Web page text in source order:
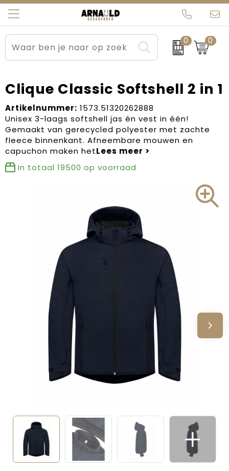
0 0
Relatiegeschenken
Sportkleding
Werkkleding
Kleding en textiel
Tassen
Beurs en Evenementen
Brievenbuspakketten
Carnaval
Dag van de Zorg
Kerstartikelen
Sinterklaas
Verjaardagen
Voetbal, EK en WK
Voor de bouw
Zomergeschenken
Zomerpakketten
Arnauld Kerstpakketten
MijnEigenKadootje
Ons team
Contact
Blogs
Clique Classic Softshell 2 in 1
Artikelnummer: 1573.51320262888
Unisex 3-laags softshell jas én vest in één!
Gemaakt van gerecycled polyester met zachte
fleece binnenkant. Afneembare mouwen en
capuchon maken het
In totaal 19500 op voorraad